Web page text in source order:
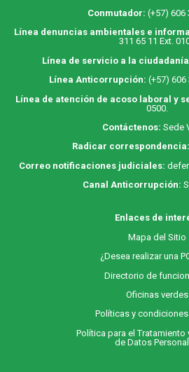
Conmutador: (+57) 606
Línea denuncias ambientales e
311 65 11 Ext.
Línea de servicio a la
Línea Anticorrupción: (+57) 606
Línea de atención de acoso laboral y
0500.
Contáctenos: Sede
Radicar correspondencia:
Correo notificaciones judiciales:
Canal Anticorrupción:
Enlaces de
Mapa del Sitio
¿Desea realizar una
Directorio de
Oficinas verdes
Políticas y
Política para el Tratamiento
de Datos